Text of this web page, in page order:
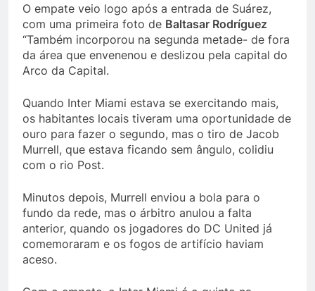
O empate veio logo após a entrada de Suárez,
com uma primeira foto de Baltasar Rodríguez
“Também incorporou na segunda metade- de fora
da área que envenenou e deslizou pela capital do
Arco da Capital.
Quando Inter Miami estava se exercitando mais,
os habitantes locais tiveram uma oportunidade de
ouro para fazer o segundo, mas o tiro de Jacob
Murrell, que estava ficando sem ângulo, colidiu
com o rio Post.
Minutos depois, Murrell enviou a bola para o
fundo da rede, mas o árbitro anulou a falta
anterior, quando os jogadores do DC United já
comemoraram e os fogos de artifício haviam
aceso.